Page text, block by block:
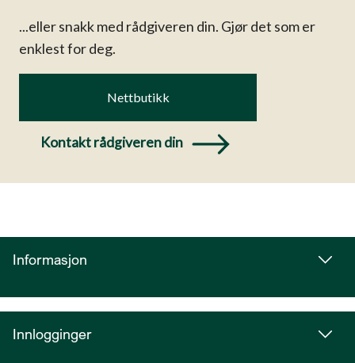
...eller snakk med rådgiveren din. Gjør det som er
enklest for deg.
Nettbutikk
Kontakt rådgiveren din
Informasjon
Innlogginger